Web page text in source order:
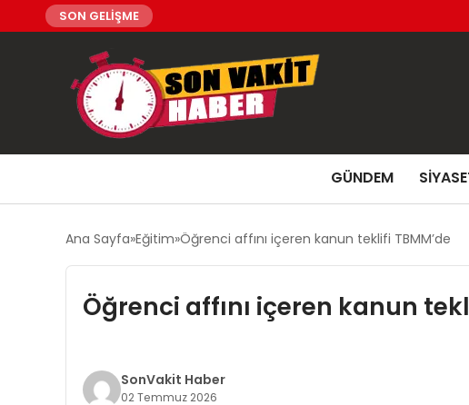
SON GELİŞME
GÜNDEM
Ana Sayfa Eğitim Öğrenci affını içeren kanun teklifi TBMM’de
Öğrenci affını içeren kanun
SonVakit Haber
02 Temmuz 2026